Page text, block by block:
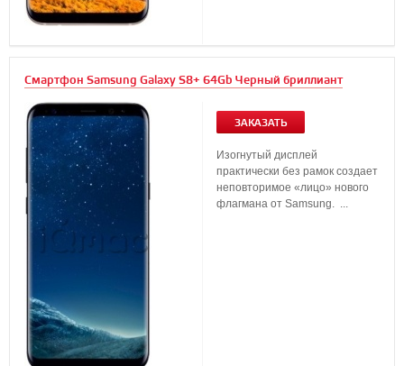
Смартфон Samsung Galaxy S8+ 64Gb Черный бриллиант
ЗАКАЗАТЬ
Изогнутый дисплей
практически без рамок создает
неповторимое «лицо» нового
флагмана от Samsung. ...